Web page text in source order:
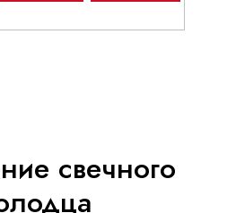
свечного